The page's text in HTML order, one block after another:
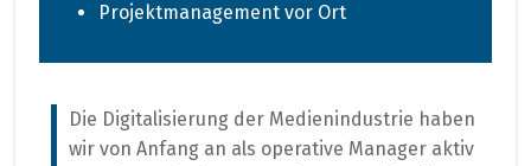
Projektmanagement vor Ort
Die Digitalisierung der Medienindustrie haben
wir von Anfang an als operative Manager aktiv